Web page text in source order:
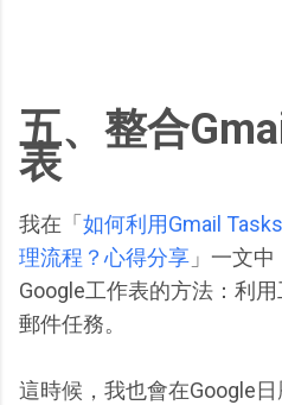
五、整合
表
我在「 如何利用Gmail
理流程？心得分享 」一文
Google工作表的方法：利
郵件任務。
這時候，我也會在Google